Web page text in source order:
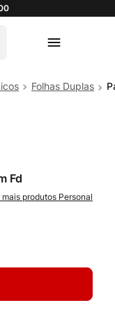
Folhas Duplas
Fd
Personal